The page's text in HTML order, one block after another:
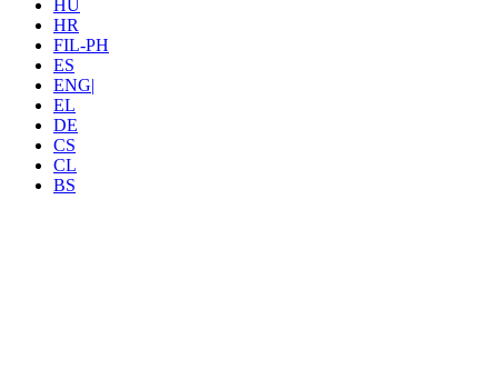
HU
HR
FIL-PH
ES
ENG|
EL
DE
CS
CL
BS